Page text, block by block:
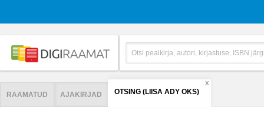
RAAMATUD AJAKIRJAD OTSING (LIISA ADY OKS)
X